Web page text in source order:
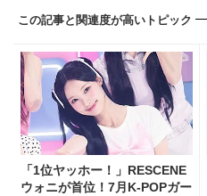
この記事と関連度が高いトピック
「1位ヤッホー！」RESCENE
ウォニが首位！7月K-POPガー